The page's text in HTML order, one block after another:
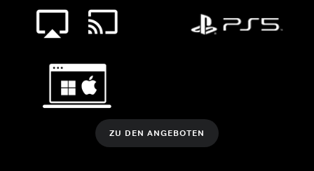
ZU DEN ANGEBOTEN